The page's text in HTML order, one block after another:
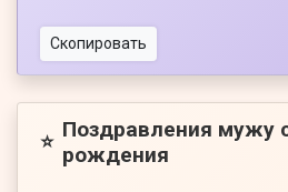
Скопировать
⭐ Поздравления мужу
рождения